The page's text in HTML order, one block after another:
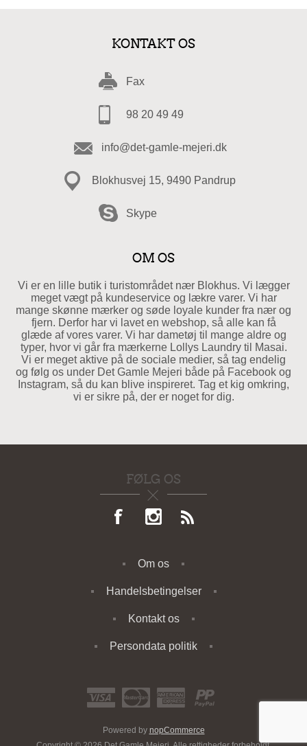
KONTAKT OS
Fax
98 20 49 49
info@det-gamle-mejeri.dk
Blokhusvej 15, 9490 Pandrup
Skype
OM OS
Vi er en lille butik i turistområdet nær Blokhus. Vi lægger
meget vægt på kundeservice og lækre varer. Vi har
mange skønne mærker og søde loyale kunder fra nær og
fjern. Derfor har vi lavet en webshop, så alle kan få
glæde af vores varer. Vi har dametøj til mange aldre og
typer, hvor vi går fra mærkerne Lollys Laundry til Masai.
Vi er meget aktive på de sociale medier, så tag endelig
og følg os under Det Gamle Mejeri både på Facebook og
Instagram, så du kan blive inspireret. Tag et kig omkring,
vi er sikre på, der er noget for dig.
FØLG OS
Om os
Handelsbetingelser
Kontakt os
Persondata politik
Powered by nopCommerce